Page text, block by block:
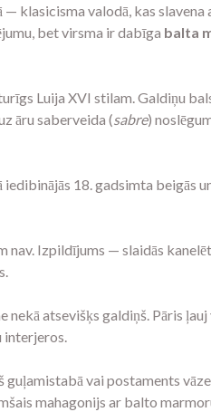
— klasicisma valodā, kas slavena
bet virsma ir dabīga balta
Luija XVI stilam. Galdiņu
āru saberveida (sabre)
18. gadsimta beigās
Izpildījums — slaidās
atsevišķs galdiņš. Pāris
vai postaments
mahagonijs ar balto